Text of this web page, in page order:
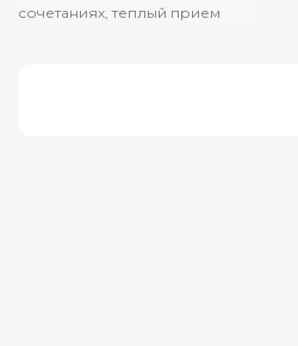
сочетаниях, теплый прием